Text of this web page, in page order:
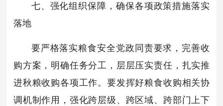
七、强化组织保障，确保各项政策措施落实
落地
要严格落实粮食安全党政同责要求，完善收
购方案，明确任务分工，层层压实责任，扎实推
进秋粮收购各项工作。要发挥好粮食收购相关协
调机制作用，强化跨层级、跨区域、跨部门上下